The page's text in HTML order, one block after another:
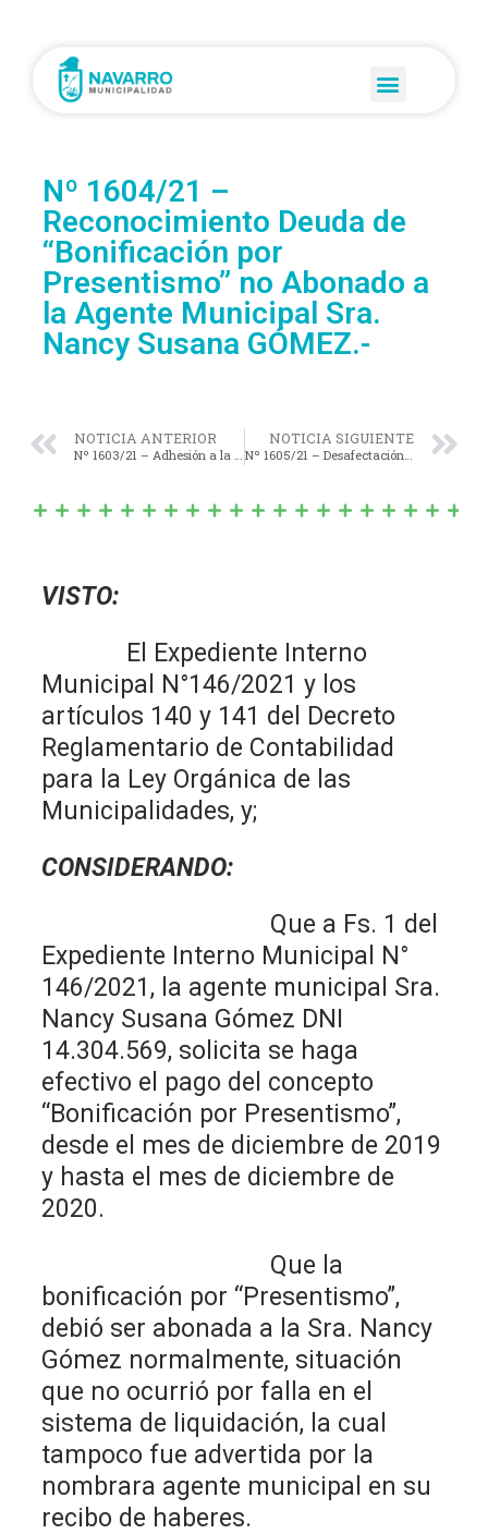
Nº 1604/21 –
Reconocimiento Deuda de
“Bonificación por
Presentismo” no Abonado a
la Agente Municipal Sra.
Nancy Susana GÓMEZ.-
NOTICIA ANTERIOR
Nº 1603/21 – Adhesión a la Ley Nacional Nº 27.350 (Uso Medicinal del Cannabis con fines Terapéuticos y Medicinales.
NOTICIA SIGUIENTE
Nº 1605/21 – Desafectación como “Espacio Verde” de la Parcela: Circunscripción I; Sección B; Quinta 34; Manzana 34 a; Parcela 4 del Plano 75-03-92 – (P/Construcción del CAPS).
VISTO:
El Expediente Interno
Municipal N°146/2021 y los
artículos 140 y 141 del Decreto
Reglamentario de Contabilidad
para la Ley Orgánica de las
Municipalidades, y;
CONSIDERANDO:
Que a Fs. 1 del
Expediente Interno Municipal N°
146/2021, la agente municipal Sra.
Nancy Susana Gómez DNI
14.304.569, solicita se haga
efectivo el pago del concepto
“Bonificación por Presentismo”,
desde el mes de diciembre de 2019
y hasta el mes de diciembre de
2020.
Que la
bonificación por “Presentismo”,
debió ser abonada a la Sra. Nancy
Gómez normalmente, situación
que no ocurrió por falla en el
sistema de liquidación, la cual
tampoco fue advertida por la
nombrara agente municipal en su
recibo de haberes.